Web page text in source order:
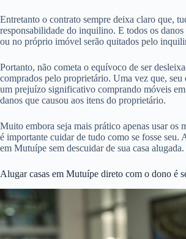
Entretanto o contrato sempre deixa claro que,
responsabilidade do inquilino. E todos os
ou no próprio imóvel serão quitados pelo
Portanto, não cometa o equívoco de ser
comprados pelo proprietário. Uma vez que, seu
um prejuízo significativo comprando móveis
danos que causou aos itens do proprietário.
Muito embora seja mais prático apenas usar os
é importante cuidar de tudo como se fosse seu.
em Mutuípe sem descuidar de sua casa alugada.
Alugar casas em Mutuípe direto com o dono é